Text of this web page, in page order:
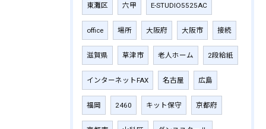
東灘区 六甲 E-STUDIO5525AC
office 場所 大阪府 大阪市 接続
滋賀県 草津市 老人ホーム 2段給紙
インターネットFAX 名古屋 広島
福岡 2460 キット保守 京都府